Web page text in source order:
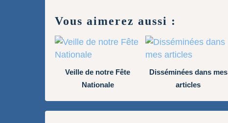
Vous aimerez aussi :
Veille de notre Fête
Nationale
Disséminées dans mes
articles